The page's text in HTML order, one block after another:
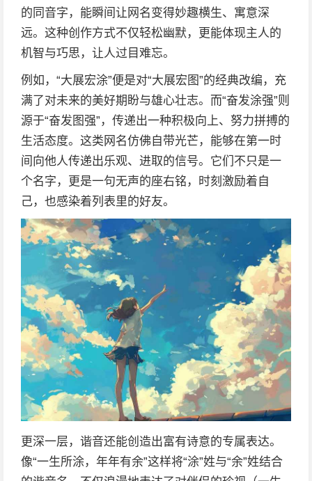
的同音字，能瞬间让网名变得妙趣横生、寓意深
远。这种创作方式不仅轻松幽默，更能体现主人的
机智与巧思，让人过目难忘。
例如，“大展宏涂”便是对“大展宏图”的经典改编，充
满了对未来的美好期盼与雄心壮志。而“奋发涂强”则
源于“奋发图强”，传递出一种积极向上、努力拼搏的
生活态度。这类网名仿佛自带光芒，能够在第一时
间向他人传递出乐观、进取的信号。它们不只是一
个名字，更是一句无声的座右铭，时刻激励着自
己，也感染着列表里的好友。
更深一层，谐音还能创造出富有诗意的专属表达。
像“一生所涂，年年有余”这样将“涂”姓与“余”姓结合